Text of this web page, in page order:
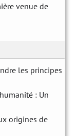
venue de
les principes
: Un
origines de